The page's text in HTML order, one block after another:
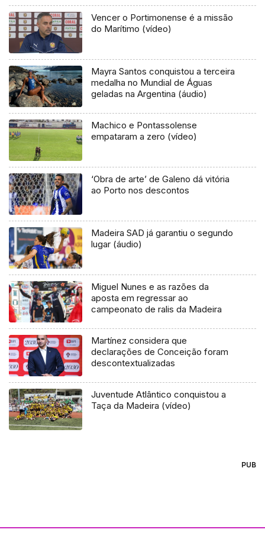
Vencer o Portimonense é a missão
do Marítimo (vídeo)
Mayra Santos conquistou a terceira
medalha no Mundial de Águas
geladas na Argentina (áudio)
Machico e Pontassolense
empataram a zero (vídeo)
‘Obra de arte’ de Galeno dá vitória
ao Porto nos descontos
Madeira SAD já garantiu o segundo
lugar (áudio)
Miguel Nunes e as razões da
aposta em regressar ao
campeonato de ralis da Madeira
Martínez considera que
declarações de Conceição foram
descontextualizadas
Juventude Atlântico conquistou a
Taça da Madeira (vídeo)
PUB